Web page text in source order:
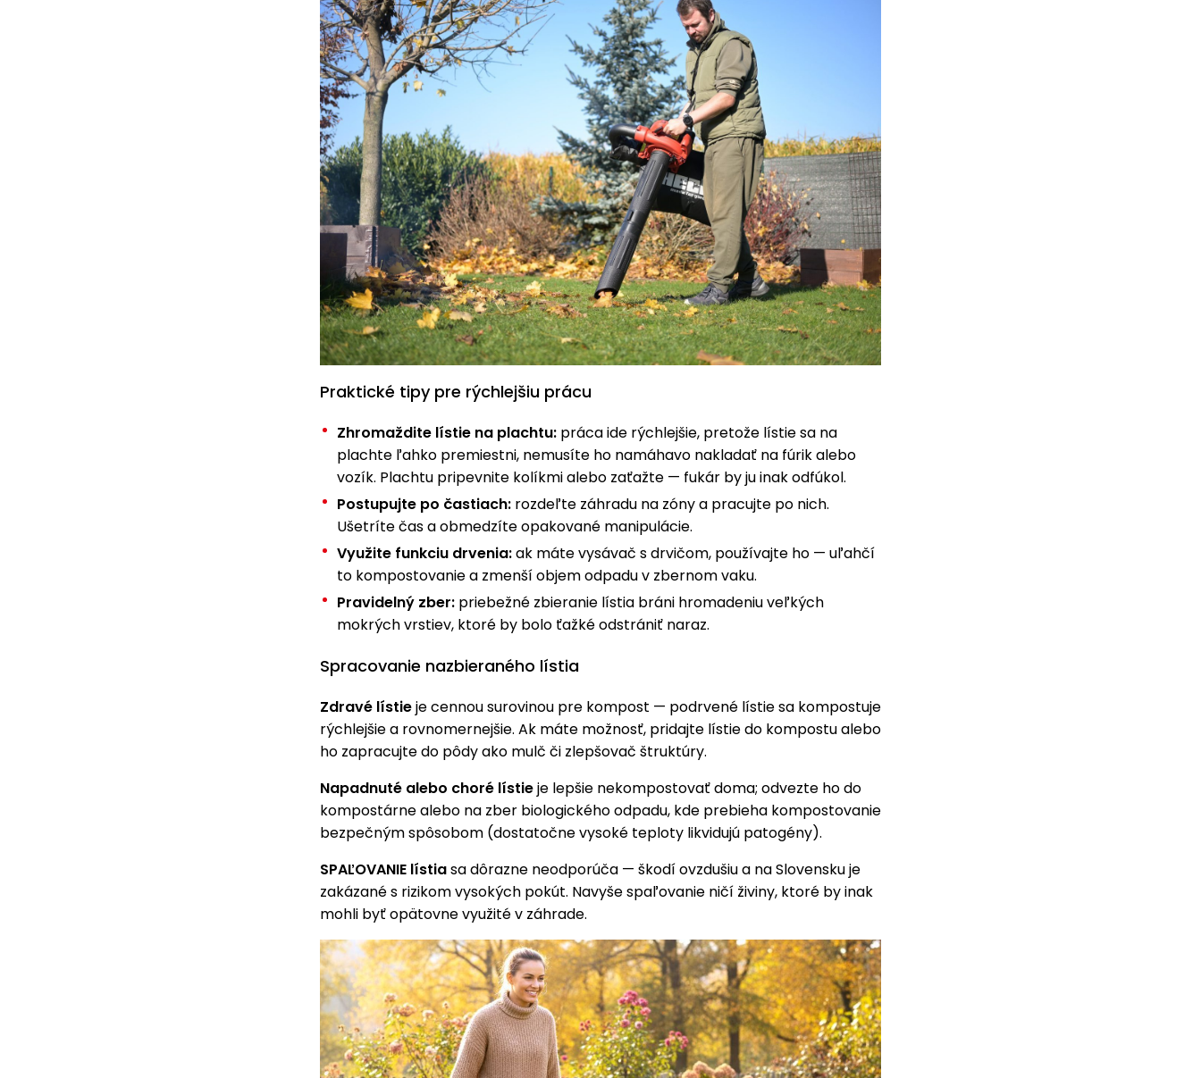
Praktické tipy pre rýchlejšiu prácu
Zhromaždite lístie na plachtu: práca ide rýchlejšie, pretože lístie sa na
plachte ľahko premiestni, nemusíte ho namáhavo nakladať na fúrik alebo
vozík. Plachtu pripevnite kolíkmi alebo zaťažte — fukár by ju inak odfúkol.
Postupujte po častiach: rozdeľte záhradu na zóny a pracujte po nich.
Ušetríte čas a obmedzíte opakované manipulácie.
Využite funkciu drvenia:ak máte vysávač s drvičom, používajte ho — uľahčí
to kompostovanie a zmenší objem odpadu v zbernom vaku.
Pravidelný zber: priebežné zbieranie lístia bráni hromadeniu veľkých
mokrých vrstiev, ktoré by bolo ťažké odstrániť naraz.
Spracovanie nazbieraného lístia
Zdravé lístieje cennou surovinou pre kompost — podrvené lístie sa kompostuje
rýchlejšie a rovnomernejšie. Ak máte možnosť, pridajte lístie do kompostu alebo
ho zapracujte do pôdy ako mulč či zlepšovač štruktúry.
Napadnuté alebo choré lístieje lepšie nekompostovať doma; odvezte ho do
kompostárne alebo na zber biologického odpadu, kde prebieha kompostovanie
bezpečným spôsobom (dostatočne vysoké teploty likvidujú patogény).
SPAĽOVANIE lístiasa dôrazne neodporúča — škodí ovzdušiu a na Slovensku je
zakázané s rizikom vysokých pokút. Navyše spaľovanie ničí živiny, ktoré by inak
mohli byť opätovne využité v záhrade.